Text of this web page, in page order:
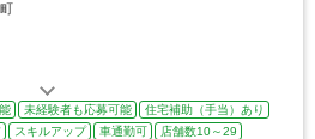
未経験者も応募可能
住宅補助（手当）あり
スキルアップ 車通勤可
店舗数10～29